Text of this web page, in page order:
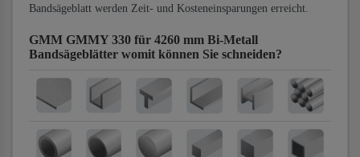
Bandsägeblatt werden Zeit- und Kosteneinsparungen erreicht.
GMM GMMY 330 für 4260 mm Bi-Metall
Bandsägeblätter womit können Sie schneiden?